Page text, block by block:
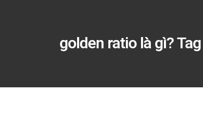
golden ratio là gì? Tag